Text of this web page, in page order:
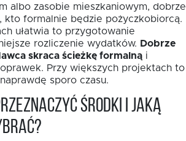
albo zasobie mieszkaniowym, dobrze
kto formalnie będzie pożyczkobiorcą.
ułatwia to przygotowanie
rozliczenie wydatków. Dobrze
skraca ścieżkę formalną i
Przy większych projektach to
sporo czasu.
środki i jaką